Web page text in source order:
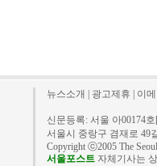
뉴스소개 광고제휴 이
신문등록: 서울 아00174
서울시 중랑구 겸재로 49
Copyright ⓒ2005 The
서울포스트 자체기사는